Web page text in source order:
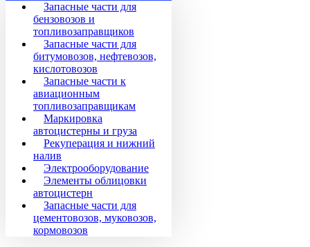
Запасные части для
бензовозов и
топливозаправщиков
Запасные части для
битумовозов, нефтевозов,
кислотовозов
Запасные части к
авиационным
топливозаправщикам
Маркировка
автоцистерны и груза
Рекуперация и нижний
налив
Электрооборудование
Элементы облицовки
автоцистерн
Запасные части для
цементовозов, муковозов,
кормовозов